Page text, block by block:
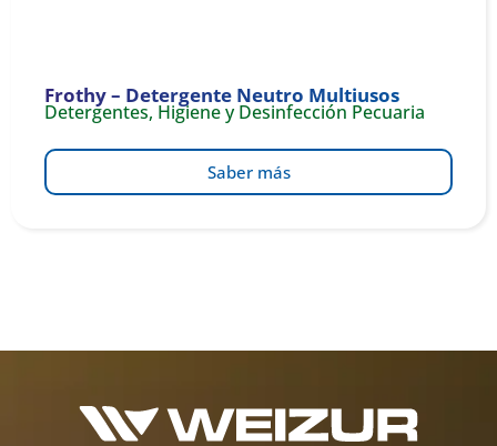
Frothy – Detergente Neutro Multiusos
Detergentes, Higiene y Desinfección Pecuaria
Saber más